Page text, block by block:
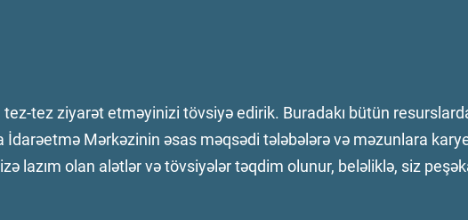
tez ziyarət etməyinizi tövsiyə edirik. Buradakı bütün
Mərkəzinin əsas məqsədi tələbələrə və məzunlara
lazım olan alətlər və tövsiyələr təqdim olunur, beləliklə, siz